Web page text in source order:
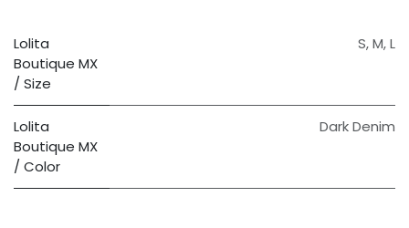
Lolita
Boutique MX
/ Size
S,M,L
Lolita
Boutique MX
/ Color
Dark Denim